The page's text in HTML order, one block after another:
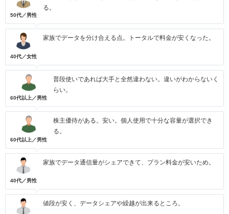
50代／男性
る。
40代／女性
家族でデータを分け合える点。トータルで料金が安くなった。
60代以上／男性
普段使いであれば大手と全然違わない。違いがわからないく
らい。
60代以上／男性
株主優待がある。安い。個人使用で十分な容量が選択でき
る。
40代／男性
家族でデータ通信量がシェアできて、プラン料金が安いため。
値段が安く、データシェアや繰越が出来るところ。